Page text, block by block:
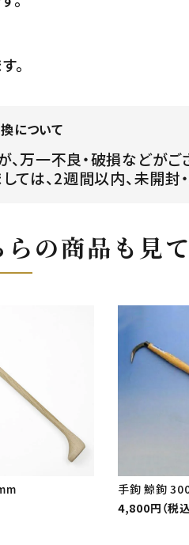
。
について
万一不良・破損などがご
ては、2週間以内、未開封
の商品も見
手鉤 鯨鉤
4,800円（税込